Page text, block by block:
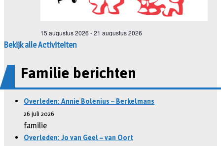
Bekijk alle Activiteiten
Familie berichten
Overleden: Annie Bolenius – Berkelmans
26 juli 2026
familie
Overleden: Jo van Geel – van Oort